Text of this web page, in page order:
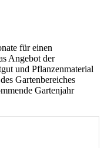
für einen
Angebot der
und Pflanzenmaterial
Gartenbereiches
Gartenjahr